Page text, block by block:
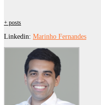
+ posts
Linkedin: Marinho Fernandes